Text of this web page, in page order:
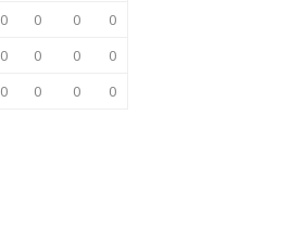
0 0 0
0
0 0 0
0
0 0 0 0